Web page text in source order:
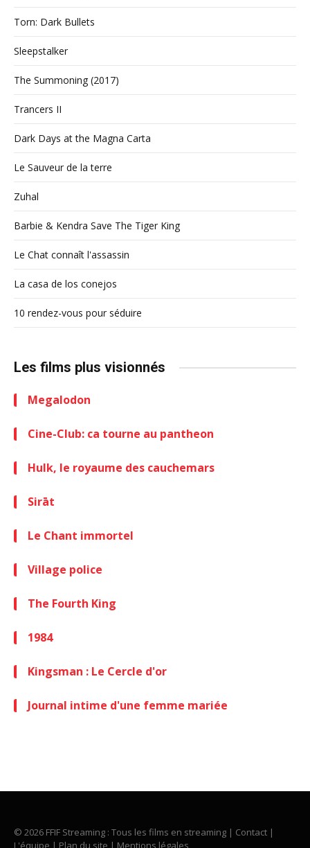
Torn: Dark Bullets
Sleepstalker
The Summoning (2017)
Trancers II
Dark Days at the Magna Carta
Le Sauveur de la terre
Zuhal
Barbie & Kendra Save The Tiger King
Le Chat connaît l'assassin
La casa de los conejos
10 rendez-vous pour séduire
Les films plus visionnés
Megalodon
Cine-Club: ca tourne au pantheon
Hulk, le royaume des cauchemars
Sirāt
Le Chant immortel
Village police
The Fourth King
1984
Kingsman : Le Cercle d'or
Journal intime d'une femme mariée
© 2026 FFIF Streaming : Tous les films en streaming | Contact |
L'équipe | Plan du site | Mentions légales